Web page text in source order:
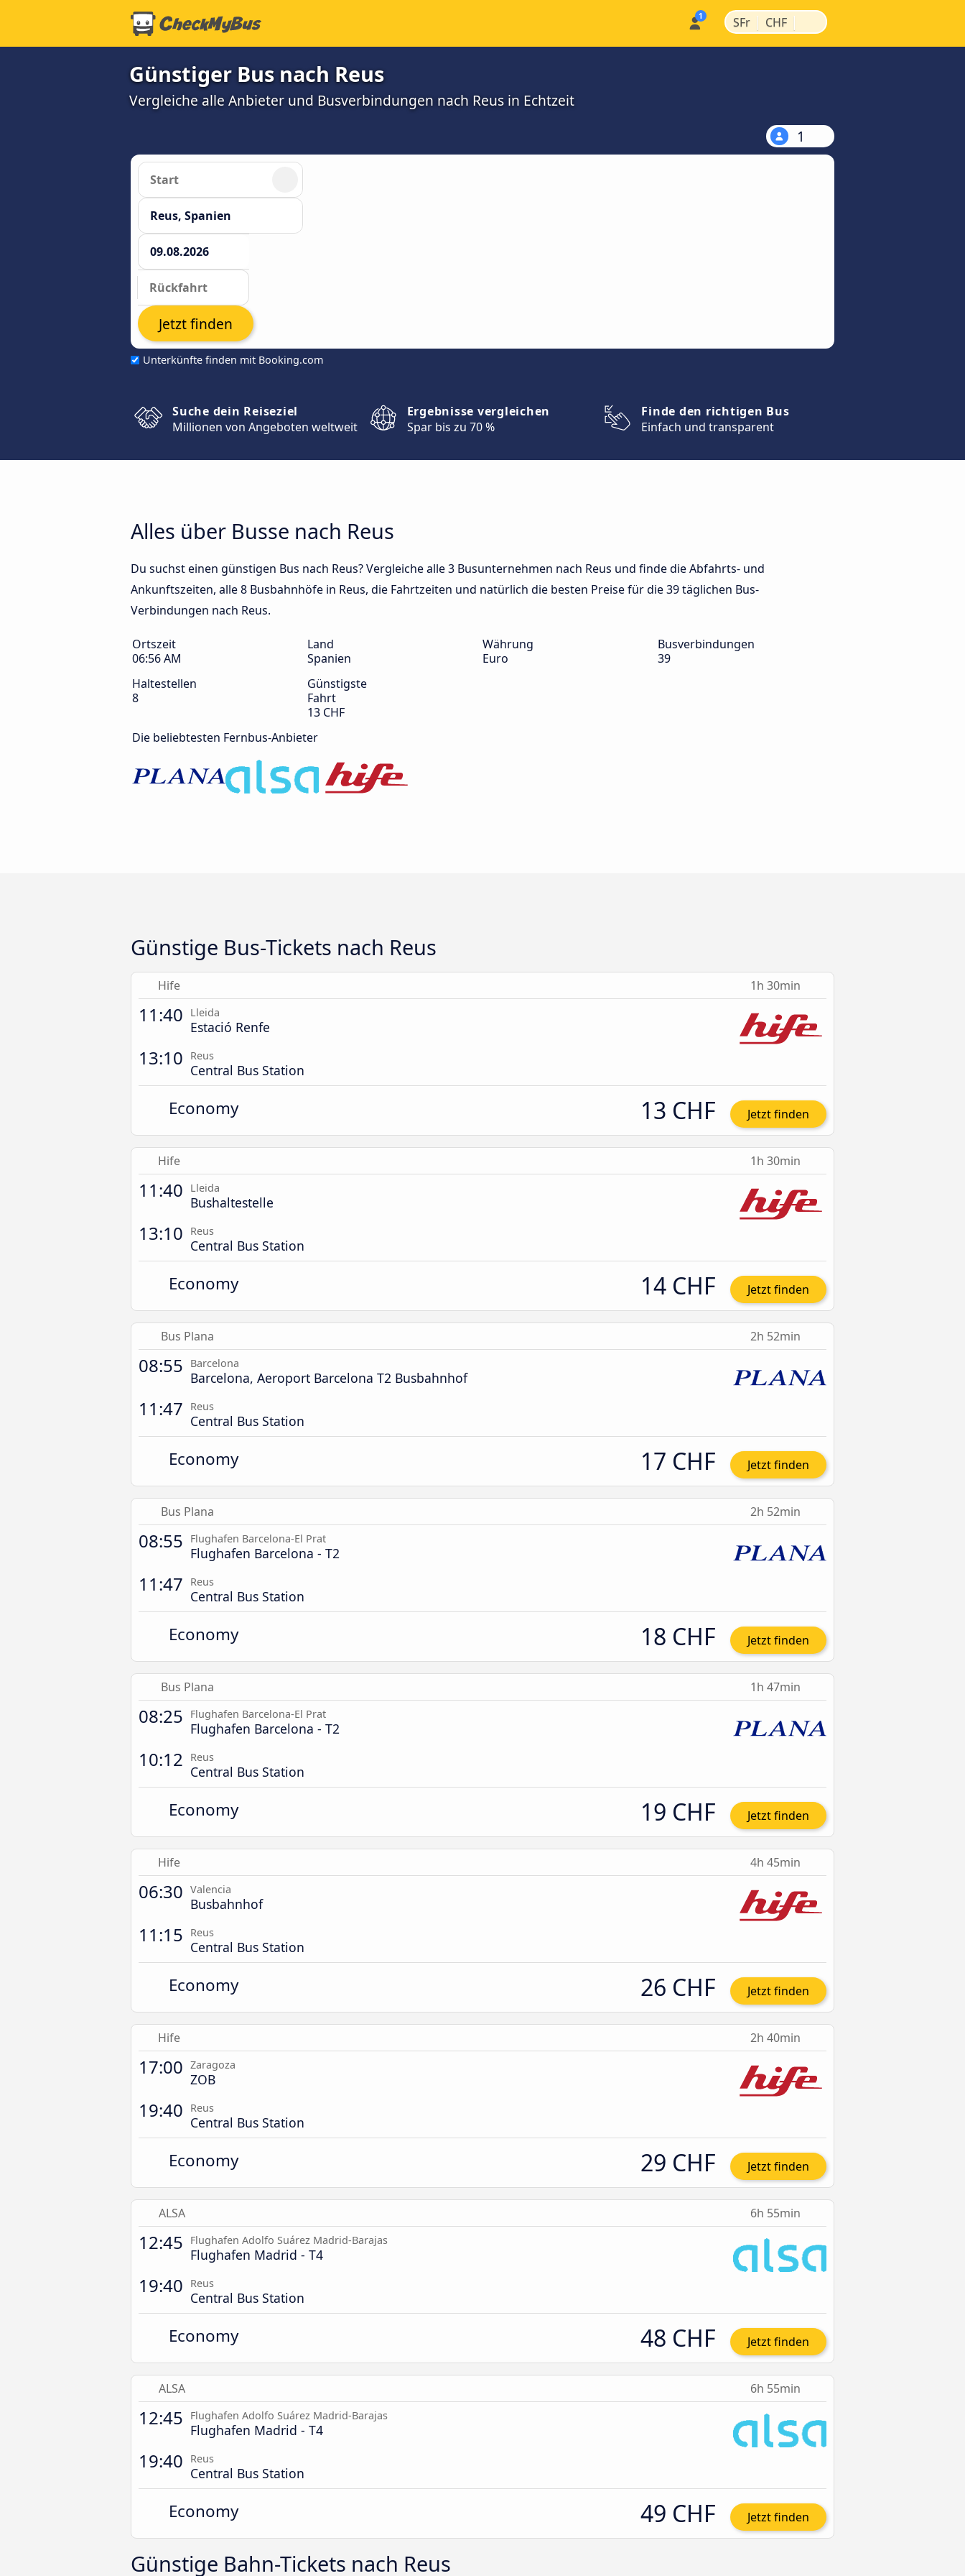
SFr | CHF |
Günstiger Bus nach Reus
Vergleiche alle Anbieter und Busverbindungen nach Reus in Echtzeit
1
Unterkünfte finden mit Booking.com
Jetzt finden
Suche dein Reiseziel
Millionen von Angeboten weltweit
Ergebnisse vergleichen
Spar bis zu 70 %
Finde den richtigen Bus
Einfach und transparent
Alles über Busse nach Reus
Du suchst einen günstigen Bus nach Reus? Vergleiche alle 3 Busunternehmen nach Reus und finde die Abfahrts- und
Ankunftszeiten, alle 8 Busbahnhöfe in Reus, die Fahrtzeiten und natürlich die besten Preise für die 39 täglichen Bus-
Verbindungen nach Reus.
Ortszeit
06:56 AM
Land
Spanien
Währung
Euro
Busverbindungen
39
Haltestellen
8
Günstigste
Fahrt
13 CHF
Die beliebtesten Fernbus-Anbieter
Günstige Bus-Tickets nach Reus
Hife 1h 30min
11:40 Lleida
Estació Renfe
13:10 Reus
Central Bus Station
Economy 13 CHF Jetzt finden
Hife 1h 30min
11:40 Lleida
Bushaltestelle
13:10 Reus
Central Bus Station
Economy 14 CHF Jetzt finden
Bus Plana 2h 52min
08:55 Barcelona
Barcelona, Aeroport Barcelona T2 Busbahnhof
11:47 Reus
Central Bus Station
Economy 17 CHF Jetzt finden
Bus Plana 2h 52min
08:55 Flughafen Barcelona-El Prat
Flughafen Barcelona - T2
11:47 Reus
Central Bus Station
Economy 18 CHF Jetzt finden
Bus Plana 1h 47min
08:25 Flughafen Barcelona-El Prat
Flughafen Barcelona - T2
10:12 Reus
Central Bus Station
Economy 19 CHF Jetzt finden
Hife 4h 45min
06:30 Valencia
Busbahnhof
11:15 Reus
Central Bus Station
Economy 26 CHF Jetzt finden
Hife 2h 40min
17:00 Zaragoza
ZOB
19:40 Reus
Central Bus Station
Economy 29 CHF Jetzt finden
ALSA 6h 55min
12:45 Flughafen Adolfo Suárez Madrid-Barajas
Flughafen Madrid - T4
19:40 Reus
Central Bus Station
Economy 48 CHF Jetzt finden
ALSA 6h 55min
12:45 Flughafen Adolfo Suárez Madrid-Barajas
Flughafen Madrid - T4
19:40 Reus
Central Bus Station
Economy 49 CHF Jetzt finden
Günstige Bahn-Tickets nach Reus